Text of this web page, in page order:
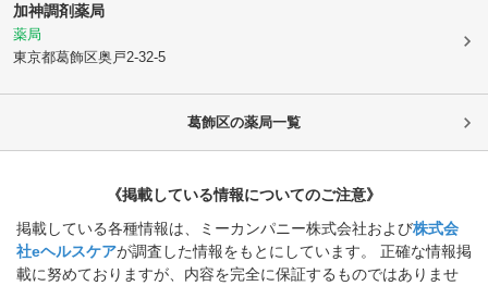
加神調剤薬局
薬局
東京都葛飾区奥戸2-32-5
葛飾区の薬局一覧
《掲載している情報についてのご注意》
掲載している各種情報は、ミーカンパニー株式会社および株式会
社eヘルスケアが調査した情報をもとにしています。 正確な情報掲
載に努めておりますが、内容を完全に保証するものではありませ